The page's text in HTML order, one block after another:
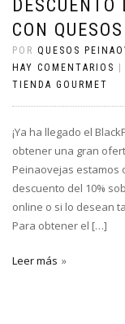
CON
POR QUESOS
HAY COMENTARIOS |
TIENDA GOURMET
¡Ya ha llegado el
obtener una gran
Peinaovejas estamos
descuento del 10%
online o si lo desean
Para obtener el […]
Leer más